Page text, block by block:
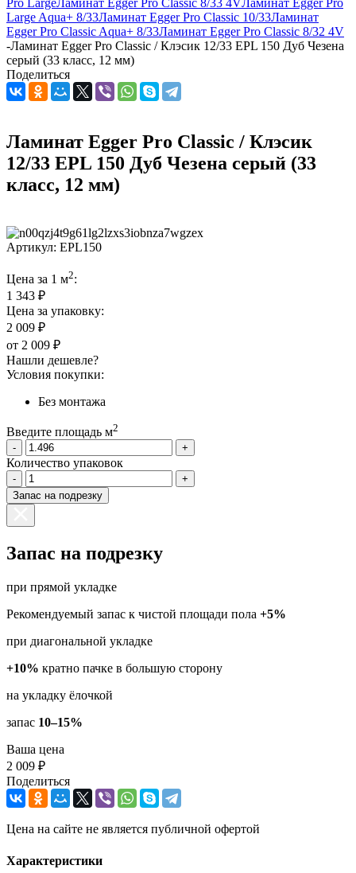
Pro LargeЛаминат Egger Pro Classic 8/33 4VЛаминат Egger Pro
Large Aqua+ 8/33Ламинат Egger Pro Classic 10/33Ламинат
Egger Pro Classic Aqua+ 8/33Ламинат Egger Pro Classic 8/32 4V
-Ламинат Egger Pro Classic / Клэсик 12/33 EPL 150 Дуб Чезена
серый (33 класс, 12 мм)
Поделиться
Ламинат Egger Pro Classic / Клэсик
12/33 EPL 150 Дуб Чезена серый (33
класс, 12 мм)
Артикул: EPL150
Цена за 1 м2:
1 343 ₽
Цена за упаковку:
2 009 ₽
от 2 009 ₽
Нашли дешевле?
Условия покупки:
Без монтажа
Введите площадь м2
-
+
Количество упаковок
-
+
Запас на подрезку
Запас на подрезку
при прямой укладке
Рекомендуемый запас к чистой площади пола +5%
при диагональной укладке
+10% кратно пачке в большую сторону
на укладку ёлочкой
запас 10–15%
Ваша цена
2 009 ₽
Поделиться
Цена на сайте не является публичной офертой
Характеристики